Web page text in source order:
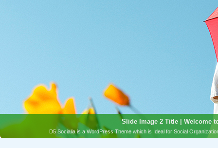
Slide Image 2 Title | Welcome
D5 Socialia is a WordPress Theme which is Ideal for Social